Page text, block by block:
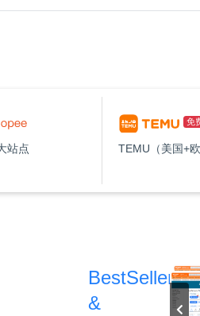
站点
免
TEMU（美国+欧
BestSeller
&